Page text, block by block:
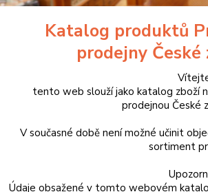
Diabolo Boxer 4,5mm
Katalog produktů
prodejny České
tento web slouží jako katalog zboží
prodejnou České
V současné době není možné učinit
sortiment
Údaje obsažené v tomto webovém